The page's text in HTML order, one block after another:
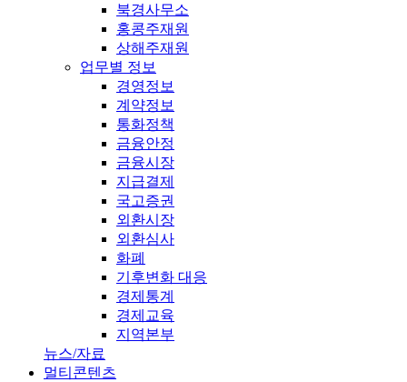
북경사무소
홍콩주재원
상해주재원
업무별 정보
경영정보
계약정보
통화정책
금융안정
금융시장
지급결제
국고증권
외환시장
외환심사
화폐
기후변화 대응
경제통계
경제교육
지역본부
뉴스/자료
멀티콘텐츠